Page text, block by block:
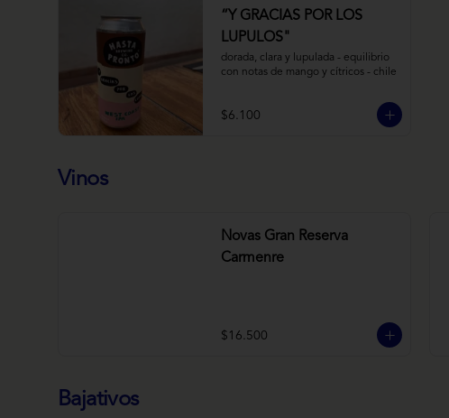
“Y GRACIAS POR LOS
LUPULOS"
dorada, clara y lupulada - equilibrio
con notas de mango y cítricos - chile
$6.100
Vinos
Novas Gran Reserva
Carmenre
$16.500
Bajativos